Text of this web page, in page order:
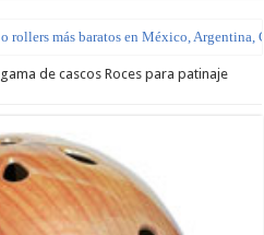
rollers más baratos en México, Argentina,
de cascos Roces para patinaje